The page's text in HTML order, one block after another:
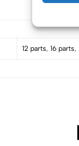
12 parts, 16 parts,